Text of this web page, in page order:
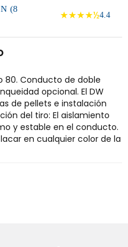
(8
★★★★½4.4
80. Conducto de doble
opcional. El DW
de pellets e instalación
del tiro: El aislamiento
y estable en el conducto.
en cualquier color de la